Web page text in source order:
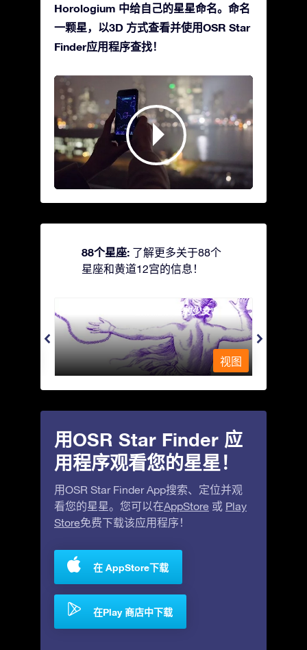
Horologium 中给自己的星星命名。命名
一颗星，以3D 方式查看并使用OSR Star
Finder应用程序查找！
88个星座: 了解更多关于88个
星座和黄道12宫的信息！
Andromeda - 被铁链锁着的少女
视图
用OSR Star Finder 应
用程序观看您的星星！
用OSR Star Finder App搜索、定位并观
看您的星星。您可以在AppStore 或 Play
Store免费下载该应用程序！
在 AppStore下载
在Play 商店中下载